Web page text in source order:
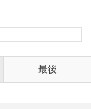
最後